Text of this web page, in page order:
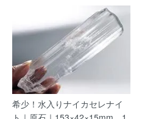
希少！水入りナイカセレナイ